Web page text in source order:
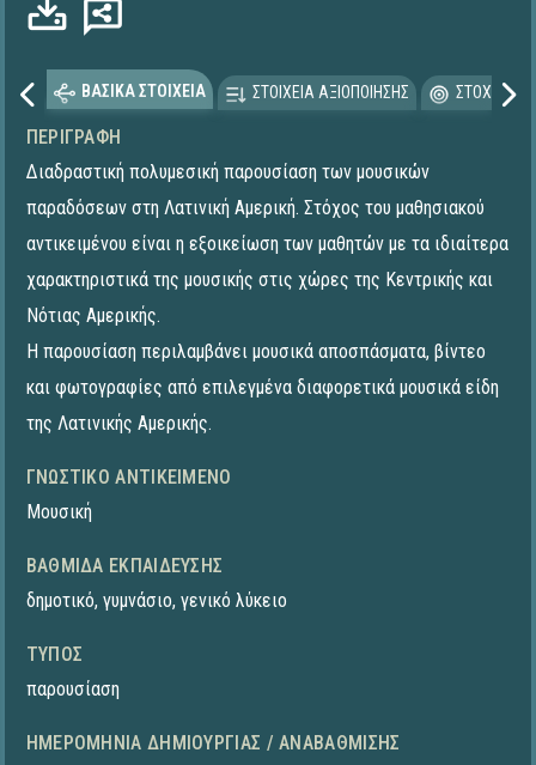
ΒΑΣΙΚΑ ΣΤΟΙΧΕΙΑ ΣΤΟΙΧΕΙΑ ΑΞΙΟΠΟΙΗΣΗΣ
ΠΕΡΙΓΡΑΦΉ
Διαδραστική πολυμεσική παρουσίαση των μουσικών
παραδόσεων στη Λατινική Αμερική. Στόχος του μαθησιακού
αντικειμένου είναι η εξοικείωση των μαθητών με τα ιδιαίτερα
χαρακτηριστικά της μουσικής στις χώρες της Κεντρικής και
Νότιας Αμερικής.
Η παρουσίαση περιλαμβάνει μουσικά αποσπάσματα, βίντεο
και φωτογραφίες από επιλεγμένα διαφορετικά μουσικά είδη
της Λατινικής Αμερικής.
ΓΝΩΣΤΙΚΌ ΑΝΤΙΚΕΊΜΕΝΟ
Μουσική
ΒΑΘΜΊΔΑ ΕΚΠΑΊΔΕΥΣΗΣ
δημοτικό, γυμνάσιο, γενικό λύκειο
ΤΎΠΟΣ
παρουσίαση
ΗΜΕΡΟΜΗΝΊΑ ΔΗΜΙΟΥΡΓΊΑΣ / ΑΝΑΒΆΘΜΙΣΗΣ